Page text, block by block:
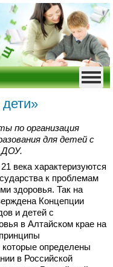
по организация
для детей с
ДОУ.
века характеризуются
к проблемам
здоровья. Так на
Концепции
и детей с
в Алтайском крае на
которые определены
в Российской